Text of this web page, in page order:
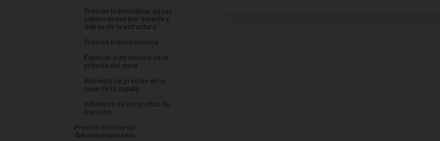
Presión hidrostática, aguas
subterráneas por delante y
detrás de la estructura
Presión hidrodinámica
Especial distribución de la
presión del agua
Aumento de presión en la
base de la zapata
Influencia de las grietas de
tracción
Presión mínima de
dimensionamiento